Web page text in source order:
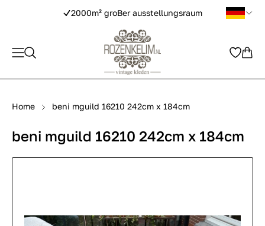
2000m² groBer ausstellungsraum
Home beni mguild 16210 242cm x 184cm
beni mguild 16210 242cm x 184cm